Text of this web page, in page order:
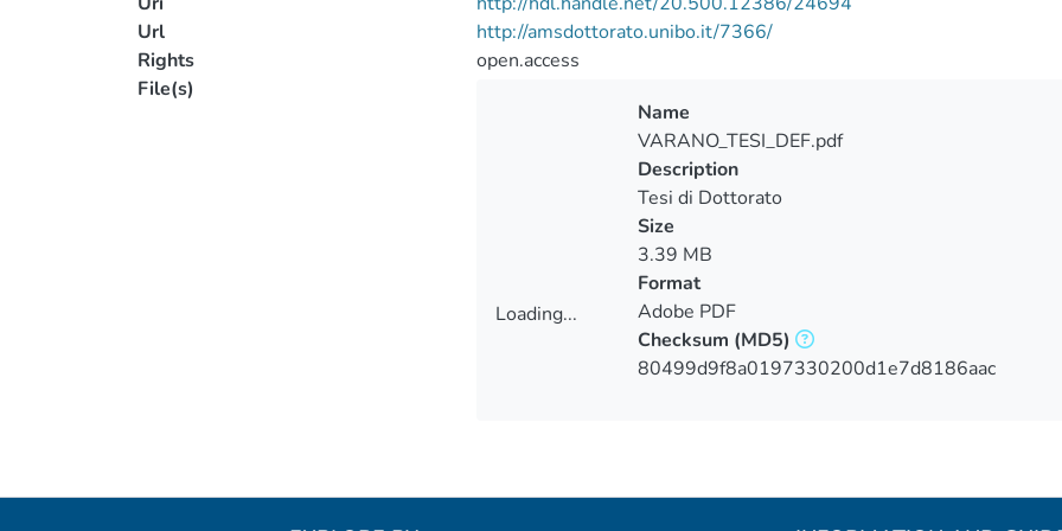
Url
http://amsdottorato.unibo.it/7366/
Rights
open.access
File(s)
Loading...
Name
VARANO_TESI_DEF.pdf
Description
Tesi di Dottorato
Size
3.39 MB
Format
Adobe PDF
Checksum (MD5)
80499d9f8a0197330200d1e7d8186aac